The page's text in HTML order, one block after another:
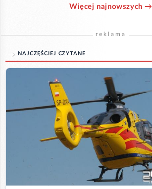
Więcej najnowszych →
reklama
NAJCZĘŚCIEJ CZYTANE